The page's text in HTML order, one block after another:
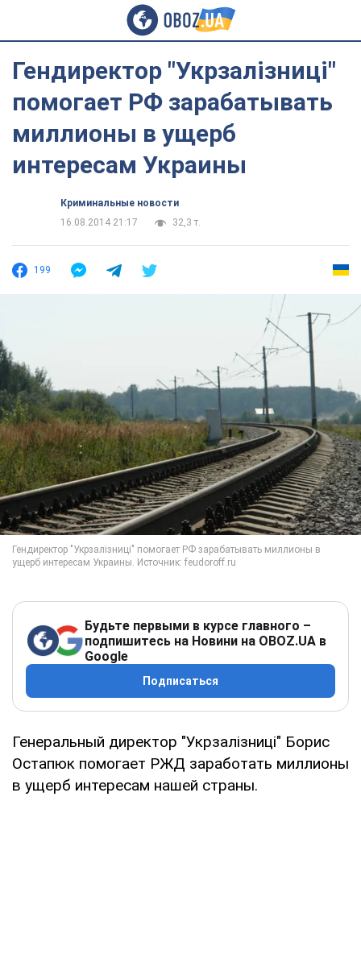
Гендиректор "Укрзалізниці"
помогает РФ зарабатывать
миллионы в ущерб
интересам Украины
Криминальные новости
16.08.2014 21:17
32,3 т.
199
Будьте первыми в курсе главного –
подпишитесь на Новини на OBOZ.UA в
Google
Подписаться
Генеральный директор "Укрзалізниці" Борис
Остапюк помогает РЖД заработать миллионы
в ущерб интересам нашей страны.